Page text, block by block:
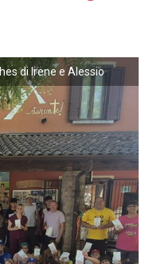
di Irene e Alessio